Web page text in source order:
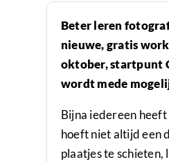
Beter leren
nieuwe, gratis
oktober, startpunt
wordt mede
Bijna iedereen
hoeft niet altijd een
plaatjes te schieten,